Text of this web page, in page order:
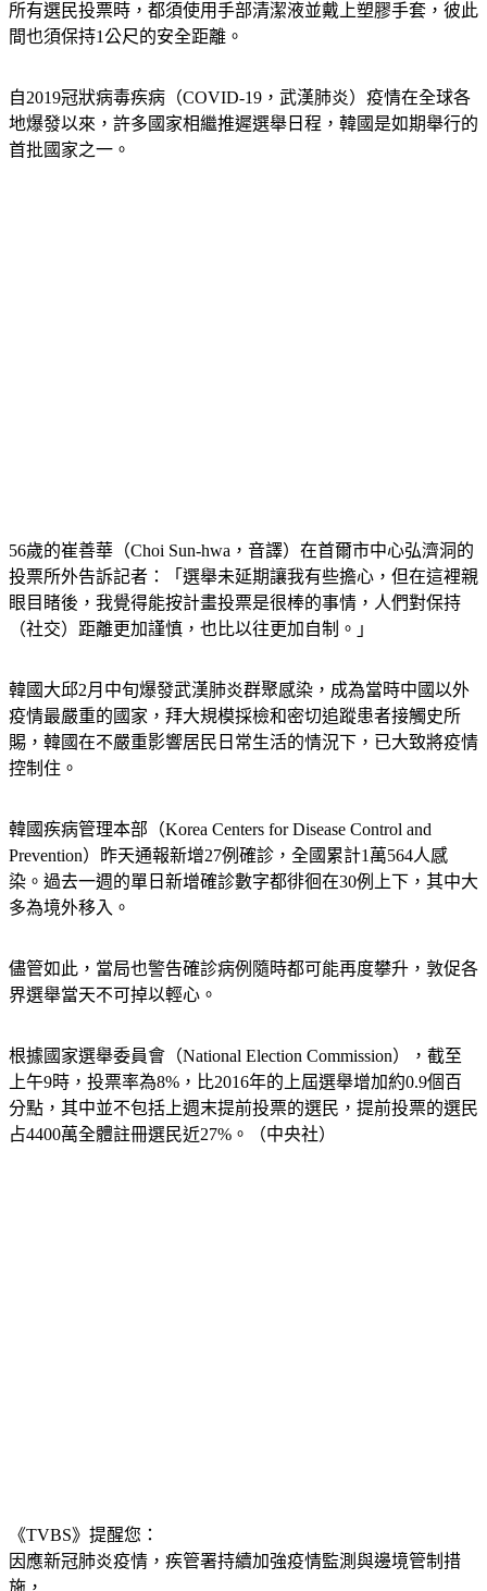
所有選民投票時，都須使用手部清潔液並戴上塑膠手套，彼此
間也須保持1公尺的安全距離。
自2019冠狀病毒疾病（COVID-19，武漢肺炎）疫情在全球各
地爆發以來，許多國家相繼推遲選舉日程，韓國是如期舉行的
首批國家之一。
56歲的崔善華（Choi Sun-hwa，音譯）在首爾市中心弘濟洞的
投票所外告訴記者：「選舉未延期讓我有些擔心，但在這裡親
眼目睹後，我覺得能按計畫投票是很棒的事情，人們對保持
（社交）距離更加謹慎，也比以往更加自制。」
韓國大邱2月中旬爆發武漢肺炎群聚感染，成為當時中國以外
疫情最嚴重的國家，拜大規模採檢和密切追蹤患者接觸史所
賜，韓國在不嚴重影響居民日常生活的情況下，已大致將疫情
控制住。
韓國疾病管理本部（Korea Centers for Disease Control and
Prevention）昨天通報新增27例確診，全國累計1萬564人感
染。過去一週的單日新增確診數字都徘徊在30例上下，其中大
多為境外移入。
儘管如此，當局也警告確診病例隨時都可能再度攀升，敦促各
界選舉當天不可掉以輕心。
根據國家選舉委員會（National Election Commission），截至
上午9時，投票率為8%，比2016年的上屆選舉增加約0.9個百
分點，其中並不包括上週末提前投票的選民，提前投票的選民
占4400萬全體註冊選民近27%。（中央社）
《TVBS》提醒您：
因應新冠肺炎疫情，疾管署持續加強疫情監測與邊境管制措